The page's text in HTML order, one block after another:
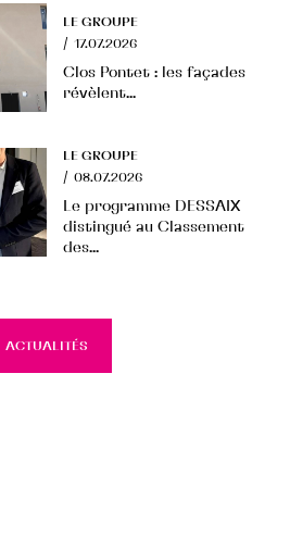
LE GROUPE
/ 17.07.2026
Clos Pontet : les façades
révèlent...
LE GROUPE
/ 08.07.2026
Le programme DESSAIX
distingué au Classement
des...
ACTUALITÉS